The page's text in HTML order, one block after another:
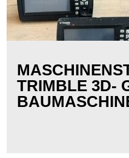
TRIMBLE 3D-